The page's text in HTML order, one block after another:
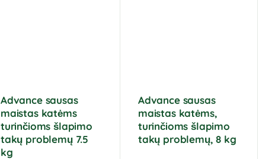
Advance sausas
maistas katėms
turinčioms šlapimo
takų problemų 7.5
kg
Advance sausas
maistas katėms,
turinčioms šlapimo
takų problemų, 8 kg